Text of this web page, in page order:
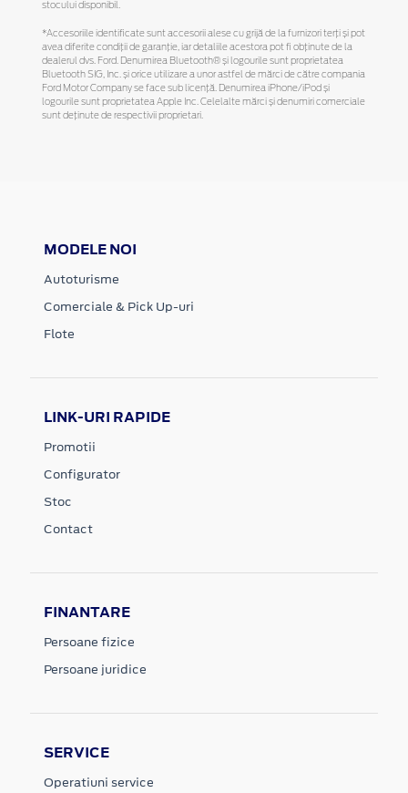
stocului disponibil.
*Accesoriile identificate sunt accesorii alese cu grijă de la furnizori terți și pot
avea diferite condiții de garanție, iar detaliile acestora pot fi obținute de la
dealerul dvs. Ford. Denumirea Bluetooth® și logourile sunt proprietatea
Bluetooth SIG, Inc. și orice utilizare a unor astfel de mărci de către compania
Ford Motor Company se face sub licență. Denumirea iPhone/iPod și
logourile sunt proprietatea Apple Inc. Celelalte mărci și denumiri comerciale
sunt deținute de respectivii proprietari.
MODELE NOI
Autoturisme
Comerciale & Pick Up-uri
Flote
LINK-URI RAPIDE
Promotii
Configurator
Stoc
Contact
FINANTARE
Persoane fizice
Persoane juridice
SERVICE
Operatiuni service